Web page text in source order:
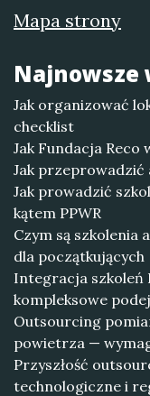
Mapa strony
Najnowsze
Jak organizować
checklist
Jak Fundacja Reco
Jak przeprowadzić
Jak prowadzić
kątem PPWR
Czym są
dla początkujących
Integracja szkoleń
kompleksowe
Outsourcing
powietrza —
Przyszłość
technologiczne i